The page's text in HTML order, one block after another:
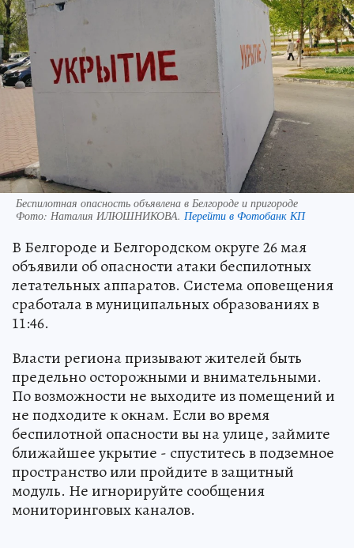
Беспилотная опасность объявлена в Белгороде и пригороде
Фото: Наталия ИЛЮШНИКОВА. Перейти в Фотобанк КП
В Белгороде и Белгородском округе 26 мая
объявили об опасности атаки беспилотных
летательных аппаратов. Система оповещения
сработала в муниципальных образованиях в
11:46.
Власти региона призывают жителей быть
предельно осторожными и внимательными.
По возможности не выходите из помещений и
не подходите к окнам. Если во время
беспилотной опасности вы на улице, займите
ближайшее укрытие - спуститесь в подземное
пространство или пройдите в защитный
модуль. Не игнорируйте сообщения
мониторинговых каналов.